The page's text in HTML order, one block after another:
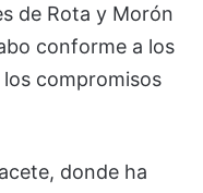
de Rota y Morón
conforme a los
compromisos
donde ha